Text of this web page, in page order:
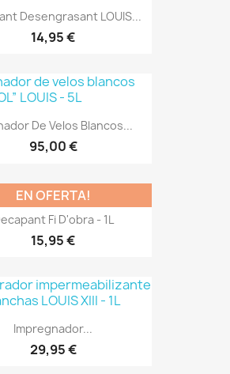
Desengrasant LOUIS...
14,95 €
De Velos Blancos...
95,00 €
Fi D'obra - 1L
15,95 €
EN OFERTA!
Impregnador...
29,95 €